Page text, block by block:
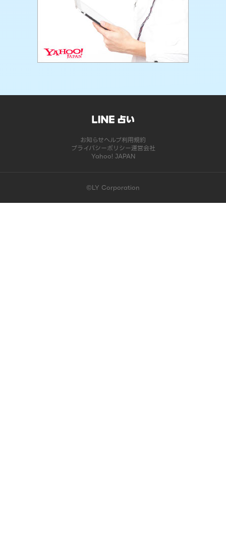
お知らせヘルプ利用規約
プライバシーポリシー運営会社
Yahoo! JAPAN
©LY Corporation
このコンテンツは掲載が終了しました | LINE占い